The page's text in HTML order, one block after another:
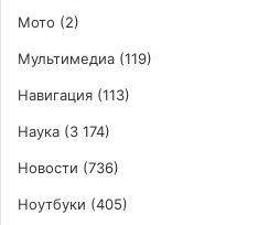
Мото (2)
Мультимедиа (119)
Навигация (113)
Наука (3 174)
Новости (736)
Ноутбуки (405)